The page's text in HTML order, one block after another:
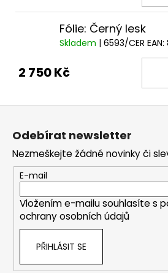
Fólie: Černý lesk
Skladem | 6593/CER EAN:
2 750 Kč
Odebírat newsletter
Nezmeškejte žádné novinky či
E-mail
Vložením e-mailu souhlasíte s
ochrany osobních údajů
PŘIHLÁSIT SE